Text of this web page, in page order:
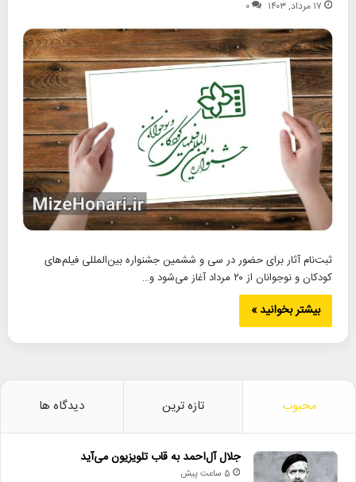
۱۷ مرداد, ۱۴۰۳ ۰
ثبت‌نام آثار برای حضور در سی و ششمین جشنواره بین‌المللی فیلم‌های
کودکان و نوجوانان از ۲۰ مرداد آغاز می‌شود و…
بیشتر بخوانید »
محبوب تازه ترین دیدگاه ها
جلال آل‌احمد به قاب تلویزیون می‌آید
5 ساعت پیش